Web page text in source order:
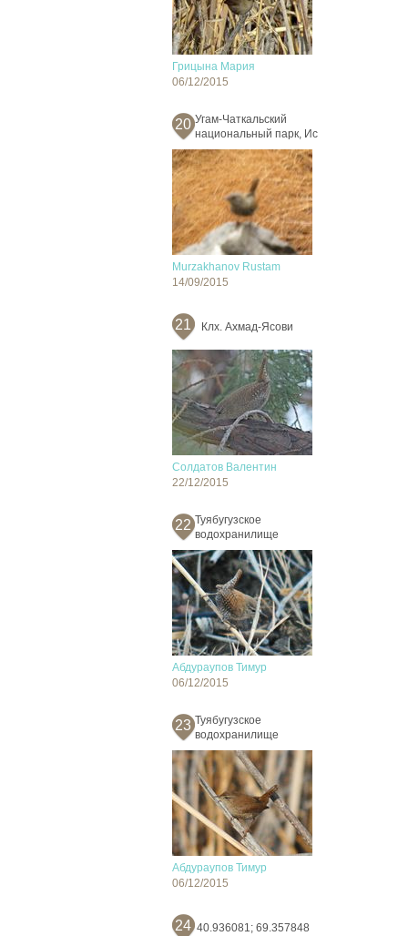
Грицына Мария
06/12/2015
20 Угам-Чаткальский
национальный парк, Ис
Murzakhanov Rustam
14/09/2015
21 Клх. Ахмад-Ясови
Солдатов Валентин
22/12/2015
22 Туябугузское
водохранилище
Абдураупов Тимур
06/12/2015
23 Туябугузское
водохранилище
Абдураупов Тимур
06/12/2015
24 40.936081; 69.357848